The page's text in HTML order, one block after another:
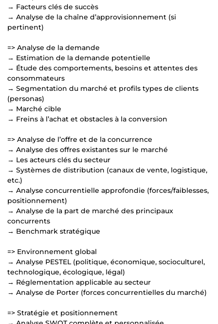
→ Facteurs clés de succès
→ Analyse de la chaîne d’approvisionnement (si
pertinent)
=> Analyse de la demande
→ Estimation de la demande potentielle
→ Étude des comportements, besoins et attentes des
consommateurs
→ Segmentation du marché et profils types de clients
(personas)
→ Marché cible
→ Freins à l’achat et obstacles à la conversion
=> Analyse de l’offre et de la concurrence
→ Analyse des offres existantes sur le marché
→ Les acteurs clés du secteur
→ Systèmes de distribution (canaux de vente, logistique,
etc.)
→ Analyse concurrentielle approfondie (forces/faiblesses,
positionnement)
→ Analyse de la part de marché des principaux
concurrents
→ Benchmark stratégique
=> Environnement global
→ Analyse PESTEL (politique, économique, socioculturel,
technologique, écologique, légal)
→ Réglementation applicable au secteur
→ Analyse de Porter (forces concurrentielles du marché)
=> Stratégie et positionnement